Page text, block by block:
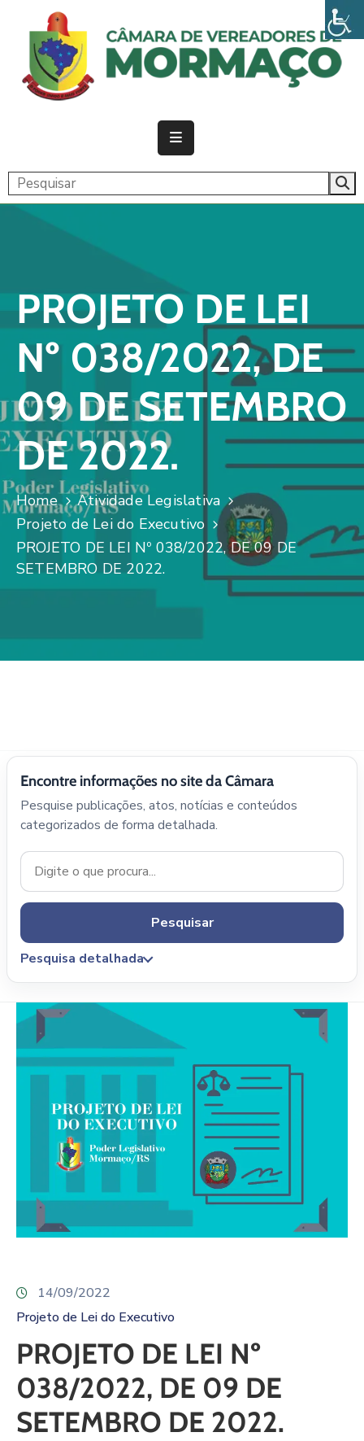
PÁGINA
INICIAL
LEGISLATIVA
CONTATO
PROJETO DE LEI
Nº 038/2022, DE
09 DE SETEMBRO
DE 2022.
Home
Atividade Legislativa
Projeto de Lei do Executivo
PROJETO DE LEI Nº 038/2022, DE 09 DE
SETEMBRO DE 2022.
Encontre informações no site da Câmara
Pesquise publicações, atos, notícias e conteúdos
categorizados de forma detalhada.
Pesquisar
Pesquisa detalhada
14/09/2022
Projeto de Lei do Executivo
PROJETO DE LEI Nº
038/2022, DE 09 DE
SETEMBRO DE 2022.